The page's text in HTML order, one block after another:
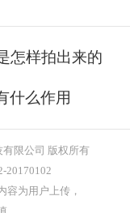
怎样拍出来的
什么作用
有限公司 版权所有
20170102
容为用户上传，